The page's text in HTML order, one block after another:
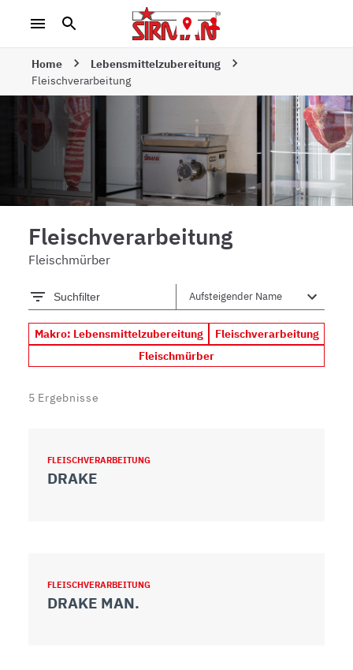
Home
Lebensmittelzubereitung
Fleischverarbeitung
Fleischverarbeitung
Fleischmürber
Suchfilter
Makro: Lebensmittelzubereitung
Fleischverarbeitung
Fleischmürber
5 Ergebnisse
FLEISCHVERARBEITUNG
DRAKE
FLEISCHVERARBEITUNG
DRAKE MAN.